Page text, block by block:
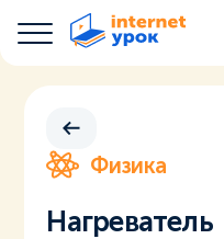
Физика
Нагреватель